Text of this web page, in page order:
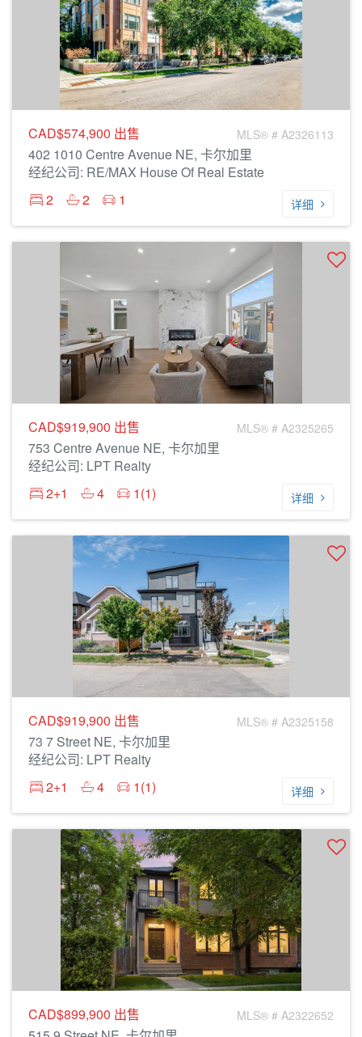
CAD$574,900 出售 MLS® # A2326113
402 1010 Centre Avenue NE, 卡尔加里
经纪公司: RE/MAX House Of Real Estate
2
2 1 详细
CAD$919,900 出售 MLS® # A2325265
753 Centre Avenue NE, 卡尔加里
经纪公司: LPT Realty
2+1
4 1(1) 详细
CAD$919,900 出售 MLS® # A2325158
73 7 Street NE, 卡尔加里
经纪公司: LPT Realty
2+1
4 1(1) 详细
CAD$899,900 出售 MLS® # A2322652